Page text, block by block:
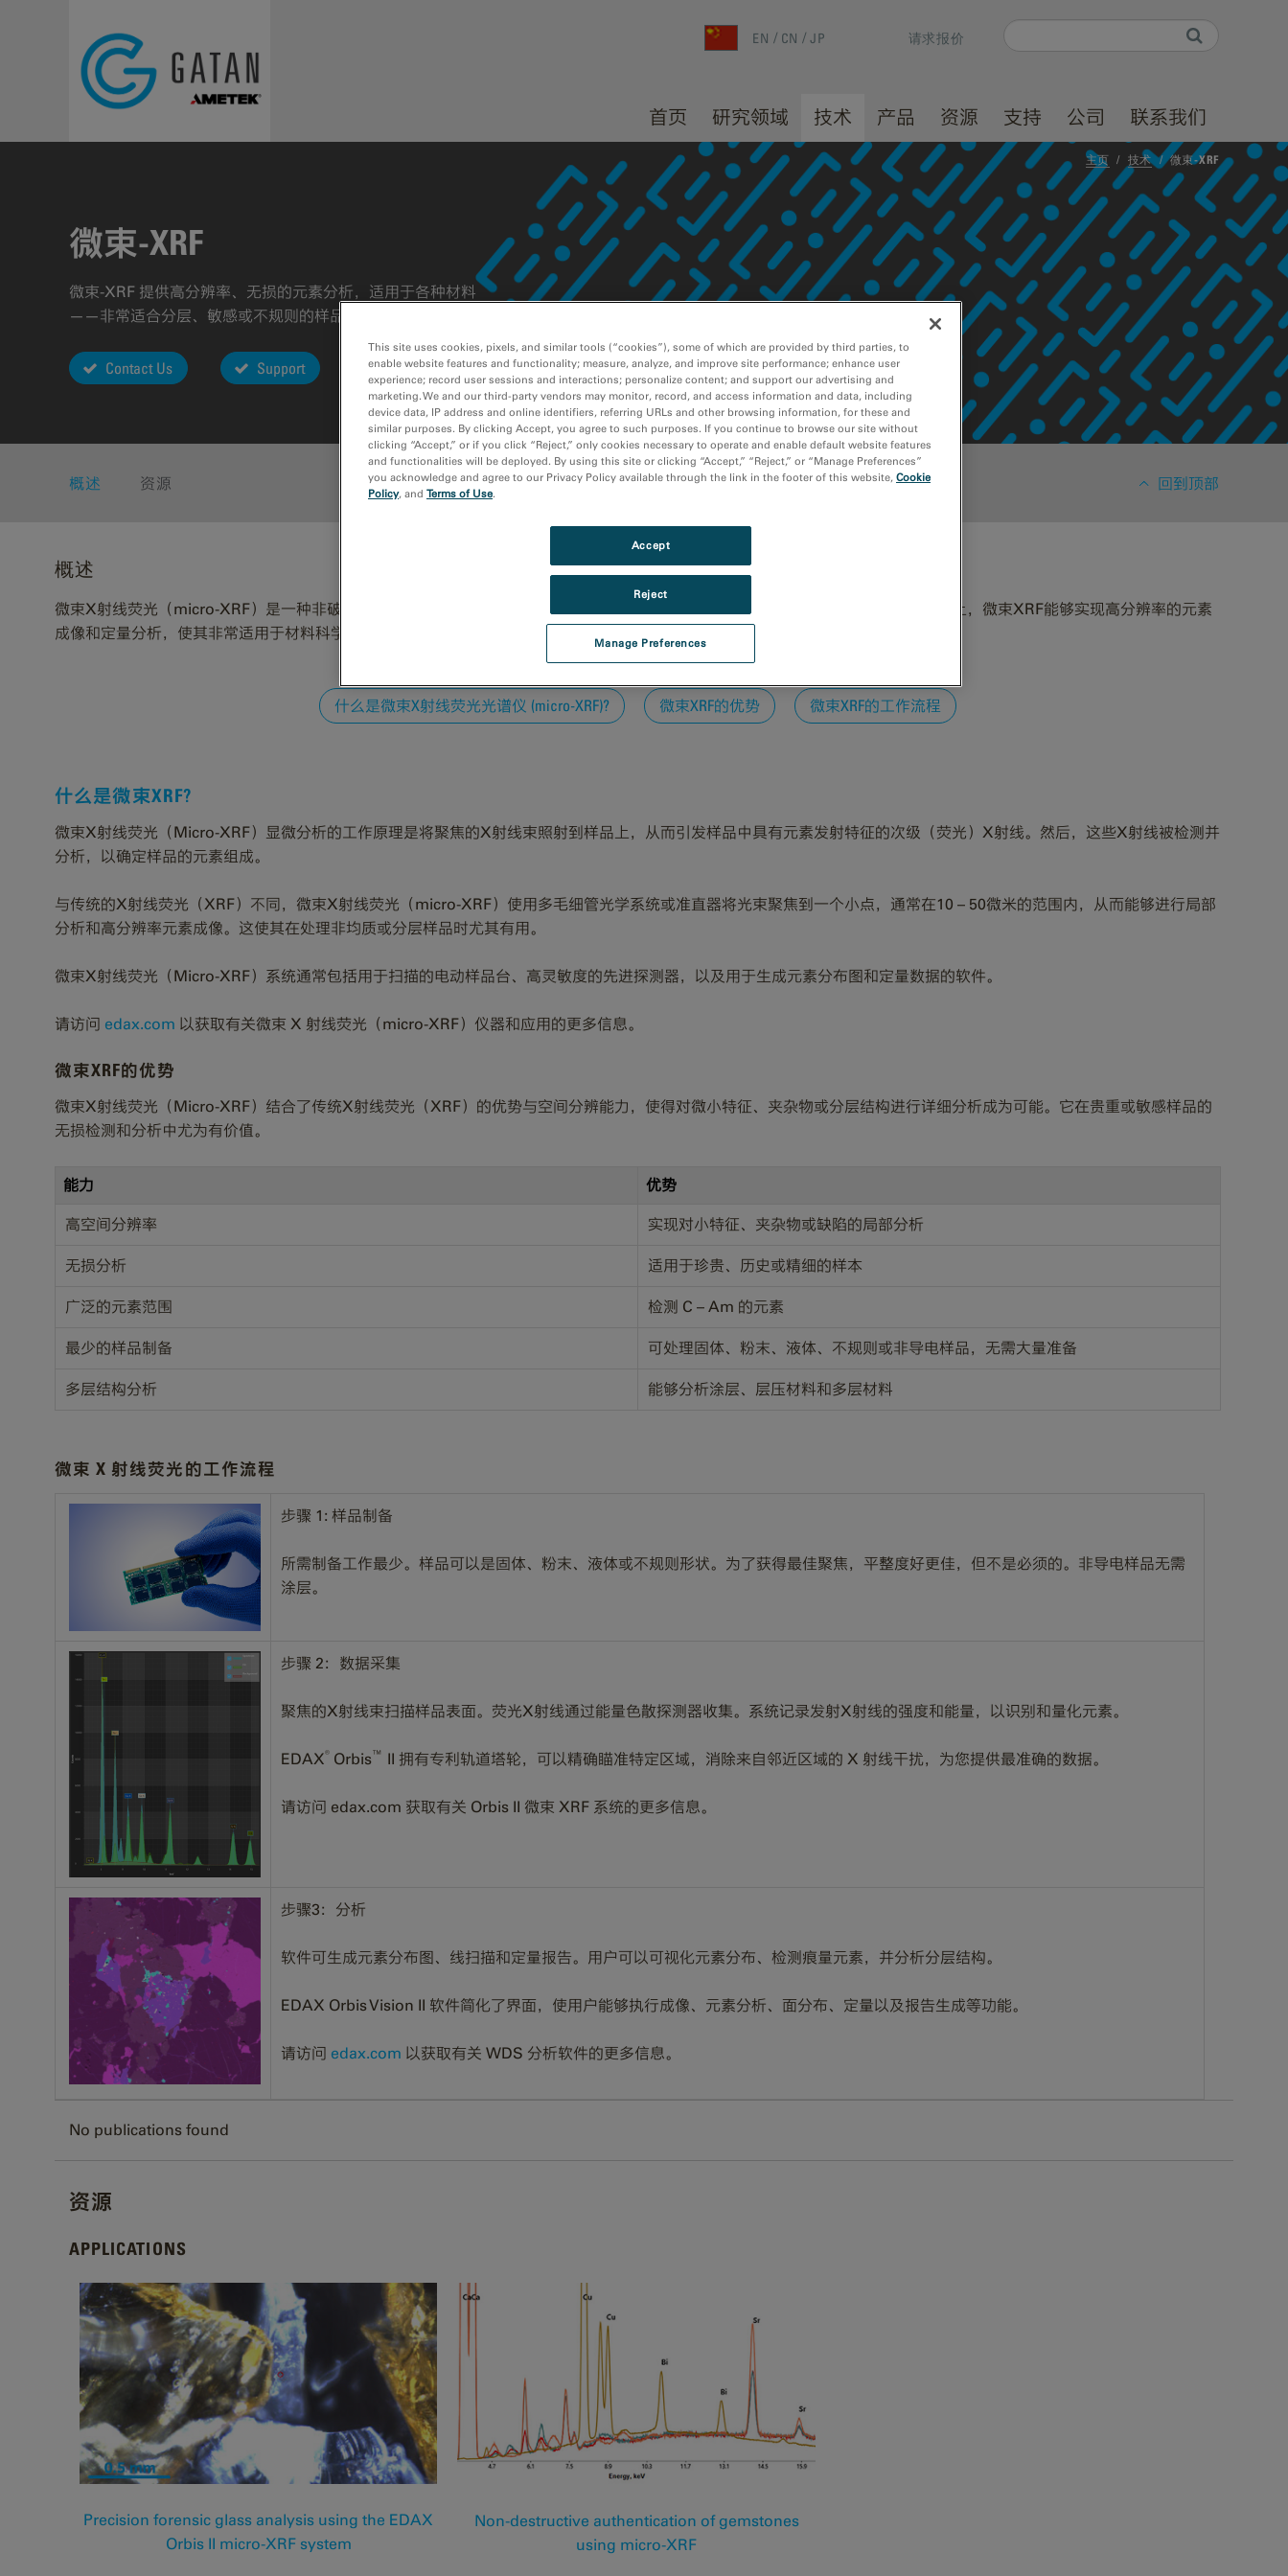
Search form
EN CN JP 请求报价
首页 研究领域 技术 产品 资源 支持 公司 联系我们
主页 / 技术 /微束-XRF
微束-XRF
微束-XRF 提供高分辨率、无损的元素分析，适用于各种材料
——非常适合分层、敏感或不规则的样品。
Contact Us Support
概述 资源 回到顶部
概述
微束X射线荧光（micro-XRF）是一种非破坏性分析技术，可对各种材料进行空间分辨的元素分析。通过将X射线束聚焦到一个小的点上，微束XRF能够实现高分辨率的元素
成像和定量分析，使其非常适用于材料科学、法医学、地质学、电子学以及文化遗产等领域的应用。
什么是微束X射线荧光光谱仪 (micro-XRF)? 微束XRF的优势 微束XRF的工作流程
什么是微束XRF?
微束X射线荧光（Micro-XRF）显微分析的工作原理是将聚焦的X射线束照射到样品上，从而引发样品中具有元素发射特征的次级（荧光）X射线。然后，这些X射线被检测并
分析，以确定样品的元素组成。
与传统的X射线荧光（XRF）不同，微束X射线荧光（micro-XRF）使用多毛细管光学系统或准直器将光束聚焦到一个小点，通常在10 – 50微米的范围内，从而能够进行局部
分析和高分辨率元素成像。这使其在处理非均质或分层样品时尤其有用。
微束X射线荧光（Micro-XRF）系统通常包括用于扫描的电动样品台、高灵敏度的先进探测器，以及用于生成元素分布图和定量数据的软件。
请访问 edax.com 以获取有关微束 X 射线荧光（micro-XRF）仪器和应用的更多信息。
微束XRF的优势
微束X射线荧光（Micro-XRF）结合了传统X射线荧光（XRF）的优势与空间分辨能力，使得对微小特征、夹杂物或分层结构进行详细分析成为可能。它在贵重或敏感样品的
无损检测和分析中尤为有价值。
能力 优势
高空间分辨率 实现对小特征、夹杂物或缺陷的局部分析
无损分析 适用于珍贵、历史或精细的样本
广泛的元素范围 检测 C – Am 的元素
最少的样品制备 可处理固体、粉末、液体、不规则或非导电样品，无需大量准备
多层结构分析 能够分析涂层、层压材料和多层材料
微束 X 射线荧光的工作流程
步骤 1: 样品制备
所需制备工作最少。样品可以是固体、粉末、液体或不规则形状。为了获得最佳聚焦，平整度好更佳，但不是必须的。非导电样品无需
涂层。
步骤 2：数据采集
聚焦的X射线束扫描样品表面。荧光X射线通过能量色散探测器收集。系统记录发射X射线的强度和能量，以识别和量化元素。
EDAX® Orbis™ II 拥有专利轨道塔轮，可以精确瞄准特定区域，消除来自邻近区域的 X 射线干扰，为您提供最准确的数据。
请访问 edax.com 获取有关 Orbis II 微束 XRF 系统的更多信息。
步骤3：分析
软件可生成元素分布图、线扫描和定量报告。用户可以可视化元素分布、检测痕量元素，并分析分层结构。
EDAX Orbis Vision II 软件简化了界面，使用户能够执行成像、元素分析、面分布、定量以及报告生成等功能。
请访问 edax.com 以获取有关 WDS 分析软件的更多信息。
No publications found
资源
APPLICATIONS
Precision forensic glass analysis using the EDAX
Orbis II micro-XRF system
Non-destructive authentication of gemstones
using micro-XRF
This site uses cookies, pixels, and similar tools (“cookies”), some of which are provided by third parties, to
enable website features and functionality; measure, analyze, and improve site performance; enhance user
experience; record user sessions and interactions; personalize content; and support our advertising and
marketing. We and our third-party vendors may monitor, record, and access information and data, including
device data, IP address and online identifiers, referring URLs and other browsing information, for these and
similar purposes. By clicking Accept, you agree to such purposes. If you continue to browse our site without
clicking “Accept,” or if you click “Reject,” only cookies necessary to operate and enable default website features
and functionalities will be deployed. By using this site or clicking “Accept,” “Reject,” or “Manage Preferences”
you acknowledge and agree to our Privacy Policy available through the link in the footer of this website, Cookie
Policy, and Terms of Use.
Manage Preferences
Reject
Accept